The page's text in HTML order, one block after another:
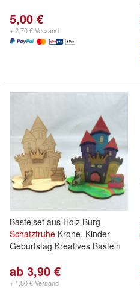
5,00 €
+ 2,70 € Versand
Bastelset aus Holz Burg
Schatztruhe Krone, Kinder
Geburtstag Kreatives Basteln
ab 3,90 €
+ 1,80 € Versand